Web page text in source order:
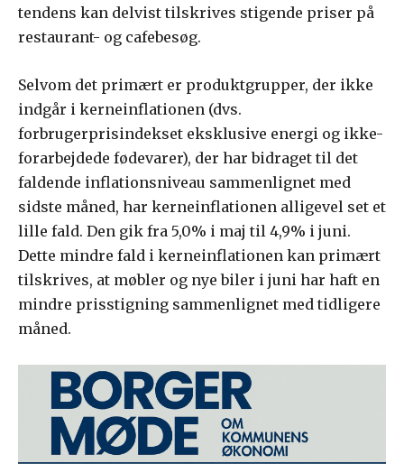
tendens kan delvist tilskrives stigende priser på
restaurant- og cafebesøg.
Selvom det primært er produktgrupper, der ikke
indgår i kerneinflationen (dvs.
forbrugerprisindekset eksklusive energi og ikke-
forarbejdede fødevarer), der har bidraget til det
faldende inflationsniveau sammenlignet med
sidste måned, har kerneinflationen alligevel set et
lille fald. Den gik fra 5,0% i maj til 4,9% i juni.
Dette mindre fald i kerneinflationen kan primært
tilskrives, at møbler og nye biler i juni har haft en
mindre prisstigning sammenlignet med tidligere
måned.